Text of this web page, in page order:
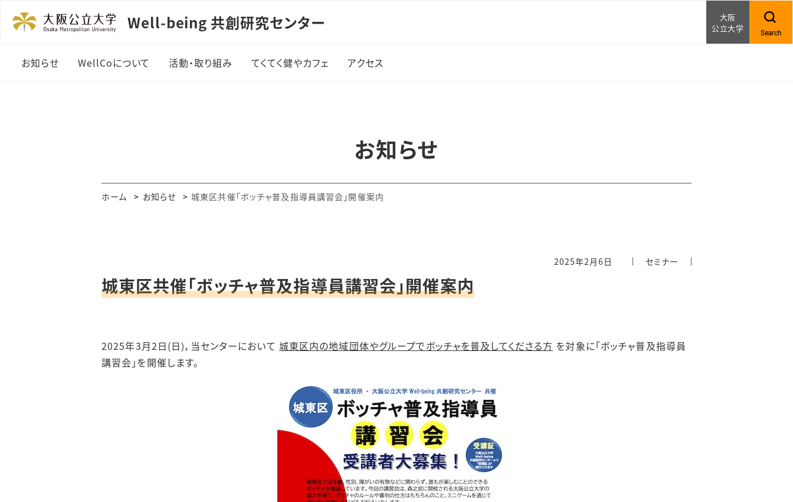
Well-being 共創研究センター
大阪
公立大学
Search
お知らせ WellCoについて
規程
活動・取り組み てくてく健やカフェ アクセス
お知らせ
ホーム お知らせ 城東区共催「ボッチャ普及指導員講習会」開催案内
2025年2月6日 セミナー
城東区共催「ボッチャ普及指導員講習会」開催案内
2025年3月2日(日)，当センターにおいて 城東区内の地域団体やグループでボッチャを普及してくださる方 を対象に「ボッチャ普及指導員
講習会」を開催します。